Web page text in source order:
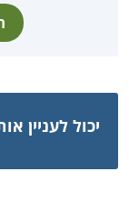
יכול לעניין